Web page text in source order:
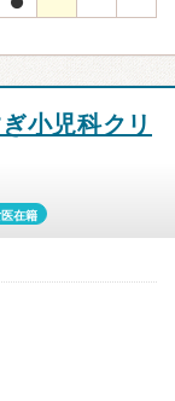
小児科クリ
在籍